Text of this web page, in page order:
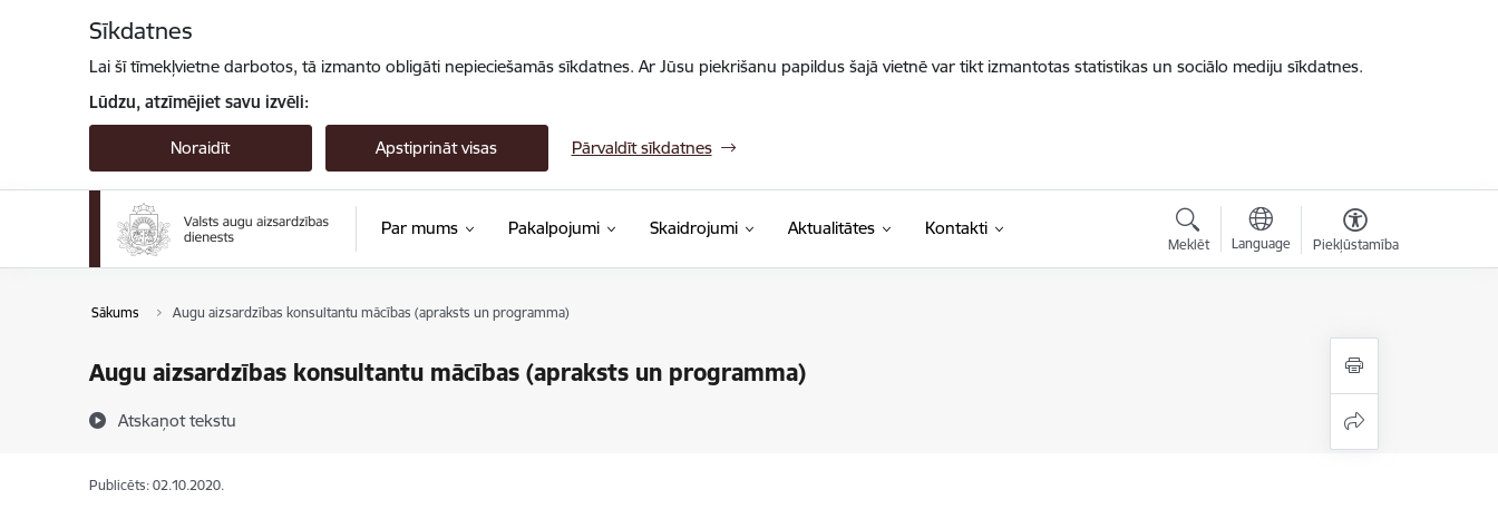
Sīkdatnes
Lai šī tīmekļvietne darbotos, tā izmanto obligāti nepieciešamās sīkdatnes. Ar Jūsu piekrišanu papildus šajā vietnē var tikt izmantotas statistikas un sociālo mediju sīkdatnes.
Lūdzu, atzīmējiet savu izvēli:
Noraidīt Apstiprināt visas Pārvaldīt sīkdatnes
Par mums Pakalpojumi Skaidrojumi Aktualitātes Kontakti
Meklēt Language Piekļūstamība
Sākums Augu aizsardzības konsultantu mācības (apraksts un programma)
Augu aizsardzības konsultantu mācības (apraksts un programma)
Atskaņot tekstu
Publicēts: 02.10.2020.